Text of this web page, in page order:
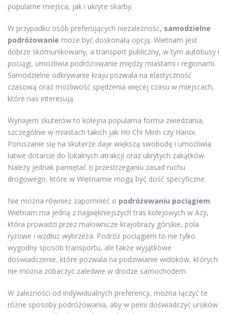
popularne miejsca, jak i ukryte skarby.
W przypadku osób preferujących niezależność, samodzielne
podróżowanie może być doskonałą opcją. Wietnam jest
dobrze skomunikowany, a transport publiczny, w tym autobusy i
pociągi, umożliwia podróżowanie między miastami i regionami.
Samodzielne odkrywanie kraju pozwala na elastyczność
czasową oraz możliwość spędzenia więcej czasu w miejscach,
które nas interesują.
Wynajem skuterów to kolejna popularna forma zwiedzania,
szczególnie w miastach takich jak Ho Chi Minh czy Hanoi.
Poruszanie się na skuterze daje większą swobodę i umożliwia
łatwe dotarcie do lokalnych atrakcji oraz ukrytych zakątków.
Należy jednak pamiętać o przestrzeganiu zasad ruchu
drogowego, które w Wietnamie mogą być dość specyficzne.
Nie można również zapomnieć o podróżowaniu pociągiem.
Wietnam ma jedną z najpiękniejszych tras kolejowych w Azji,
która prowadzi przez malownicze krajobrazy górskie, pola
ryżowe i wzdłuż wybrzeża. Podróż pociągiem to nie tylko
wygodny sposób transportu, ale także wyjątkowe
doświadczenie, które pozwala na podziwianie widoków, których
nie można zobaczyć zaledwie w drodze samochodem.
W zależności od indywidualnych preferencji, można łączyć te
różne sposoby podróżowania, aby w pełni doświadczyć uroków